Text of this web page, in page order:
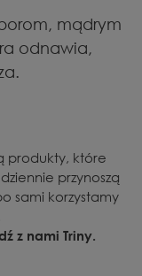
mądrym
odnawia,
produkty, które
przynoszą
sami korzystamy
z nami Triny.